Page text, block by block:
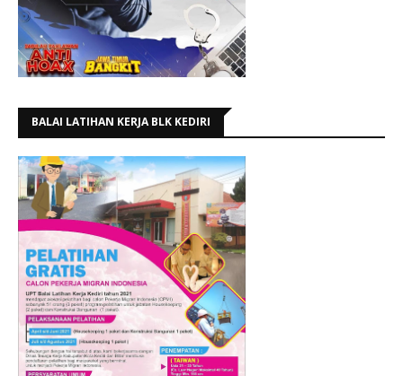
BALAI LATIHAN KERJA BLK KEDIRI